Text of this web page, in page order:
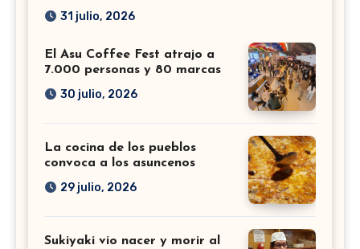
31 julio, 2026
El Asu Coffee Fest atrajo a
7.000 personas y 80 marcas
30 julio, 2026
La cocina de los pueblos
convoca a los asuncenos
29 julio, 2026
Sukiyaki vio nacer y morir al